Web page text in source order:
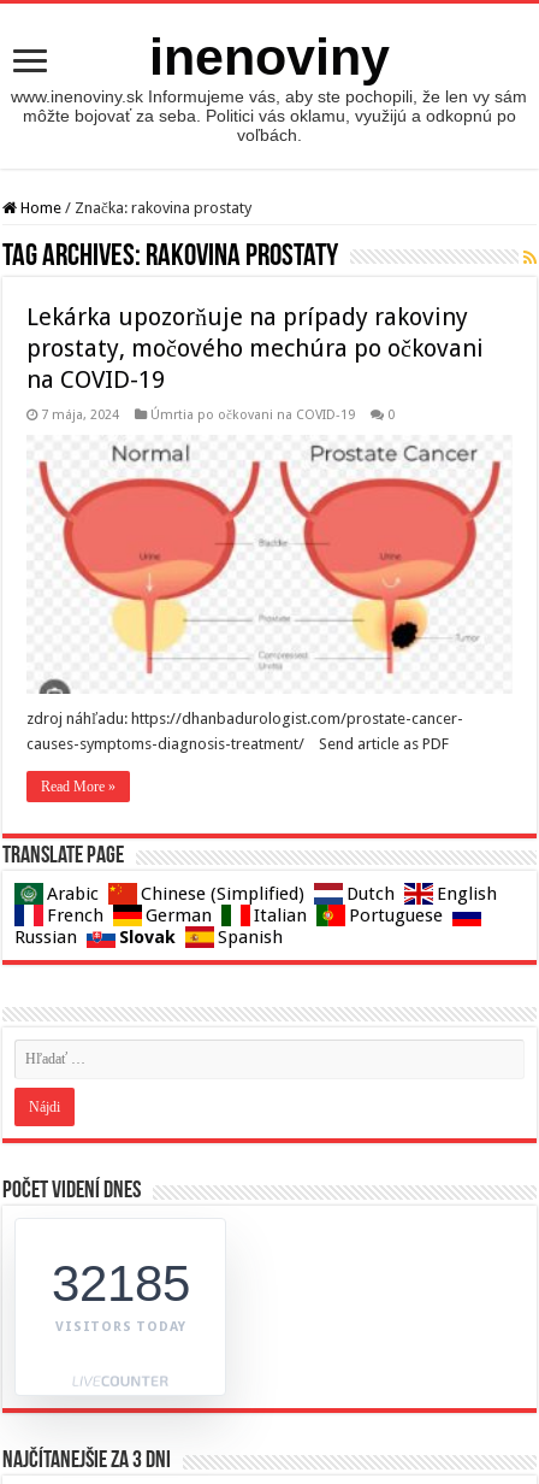
inenoviny
www.inenoviny.sk Informujeme vás, aby ste pochopili, že len vy sám
môžte bojovať za seba. Politici vás oklamu, využijú a odkopnú po
voľbách.
Home / Značka:rakovina prostaty
Tag Archives: rakovina prostaty
Lekárka upozorňuje na prípady rakoviny
prostaty, močového mechúra po očkovani
na COVID-19
7 mája, 2024 Úmrtia po očkovani na COVID-19 0
zdroj náhľadu: https://dhanbadurologist.com/prostate-cancer-
causes-symptoms-diagnosis-treatment/ Send article as PDF
Read More »
Translate page
Arabic Chinese (Simplified) Dutch
English
French
German Italian
Portuguese
Russian
Slovak Spanish
Počet videní dnes
32185
VISITORS TODAY
Najčítanejšie za 3 dni